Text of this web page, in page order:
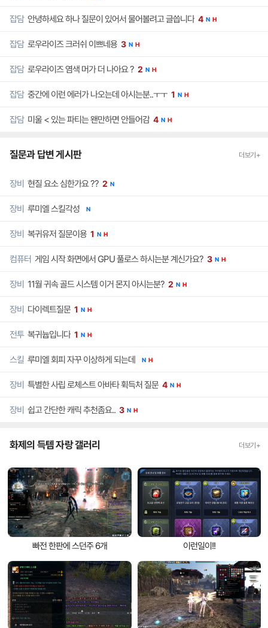
잡담 안녕하세요 하나 질문이 있어서 물어볼려고 글씁니다 4 N H
잡담 로우라이즈 크러쉬 이쁘네용 3 N H
잡담 로우라이즈 염색 머가 더 나아요 ? 2 N H
잡담 중간에 이런 에러가 나오는데 아시는분..ㅜㅜ 1 N H
잡담 미울 < 있는 파티는 왠만하면 안들어감 4 N H
질문과 답변 게시판 더보기+
장비 현질 요소 심한가요 ?? 2 N
장비 루미엘 스킬각성 N
장비 복귀유저 질문이용 1 N H
컴퓨터 게임 시작 화면에서 GPU 풀로스 하시는분 계신가요? 3 N H
장비 11월 귀속 골드 시스템 이거 몬지 아시는분? 2 N H
장비 다이렉트질문 1 N H
전투 복귀늅입니다 1 N H
스킬 루미엘 회피 자꾸 이상하게 되는데 N H
장비 특별한 사립 로체스트 아바타 휙득처 질문 4 N H
장비 쉽고 간단한 캐릭 추천좀요.. 3 N H
화제의 득템 자랑 갤러리 더보기+
빠전 한판에 스던주 6개 이런일이!!